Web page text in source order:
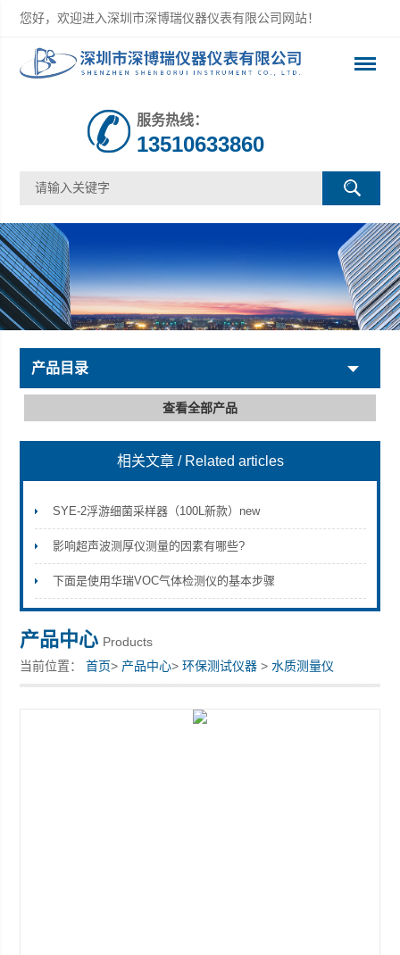
您好，欢迎进入深圳市深博瑞仪器仪表有限公司网站！
深圳市深博瑞仪器仪表有限公司
服务热线：
13510633860
产品目录
查看全部产品
相关文章 / Related articles
SYE-2浮游细菌采样器（100L新款）new
影响超声波测厚仪测量的因素有哪些?
下面是使用华瑞VOC气体检测仪的基本步骤
产品中心 Products
当前位置：首页> 产品中心>环保测试仪器 > 水质测量仪